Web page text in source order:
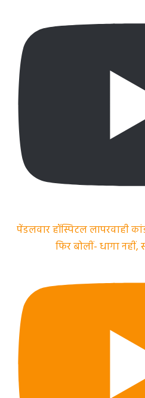
पेंडलवार हॉस्पिटल लापरवाही
फिर बोलीं- धागा